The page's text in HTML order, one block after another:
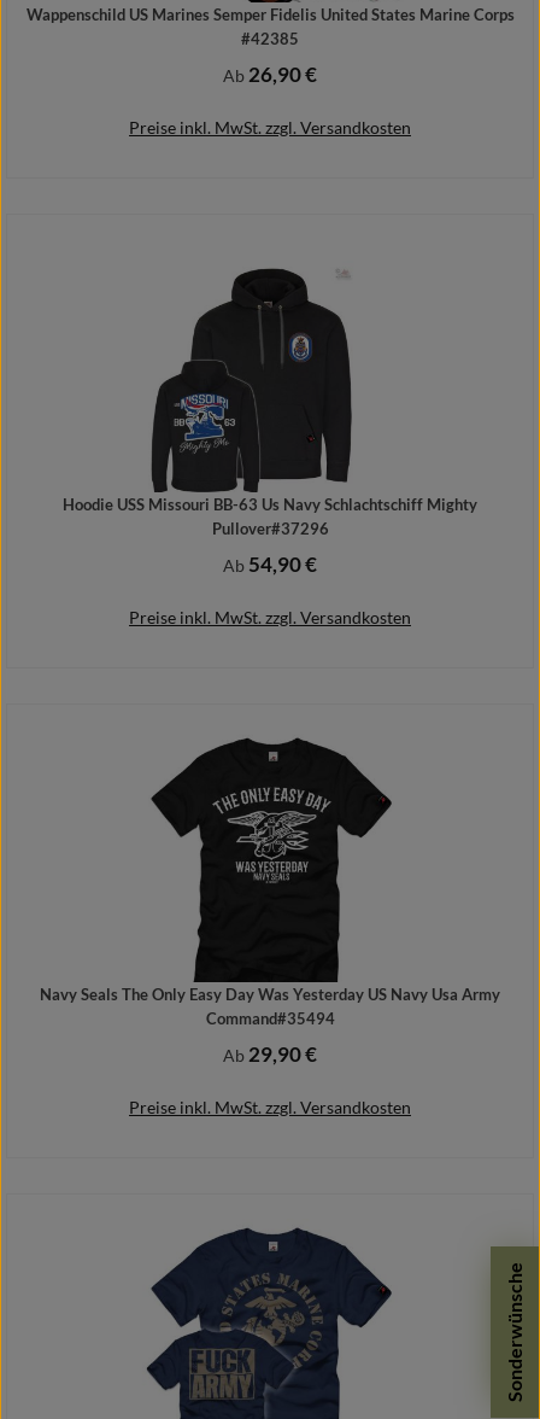
Wappenschild US Marines Semper Fidelis United States Marine Corps
#42385
Regulärer Preis:
Ab26,90 €
Preise inkl. MwSt. zzgl. Versandkosten
Hoodie USS Missouri BB-63 Us Navy Schlachtschiff Mighty
Pullover#37296
Regulärer Preis:
Ab 54,90 €
Preise inkl. MwSt. zzgl. Versandkosten
Details
Navy Seals The Only Easy Day Was Yesterday US Navy Usa Army
Command#35494
Regulärer Preis:
Ab29,90 €
Preise inkl. MwSt. zzgl. Versandkosten
Details
Sonderwünsche